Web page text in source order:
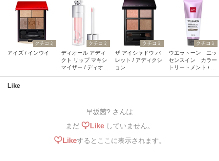
クチコミ
アイズ / インウイ
クチコミ
ディオール アディ
クト リップ マキシ
マイザー / ディオー
クチコミ
ザ アイシャドウ パ
レット / アディクシ
ョン
クチコミ
ウエラトーン エッ
センスイン カラー
トリートメント / ウ
Like
早坂茜? さんは
まだ
Likeしていません。
Likeするとここに表示されます。